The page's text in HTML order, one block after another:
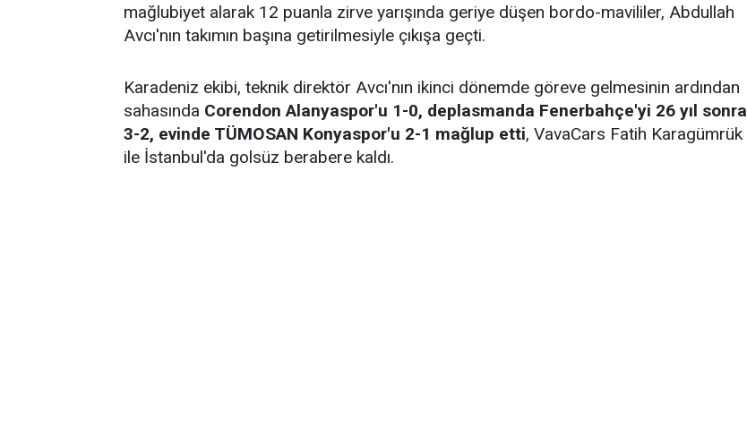
mağlubiyet alarak 12 puanla zirve yarışında geriye düşen bordo-mavililer, Abdullah
Avcı'nın takımın başına getirilmesiyle çıkışa geçti.
Karadeniz ekibi, teknik direktör Avcı'nın ikinci dönemde göreve gelmesinin ardından
sahasında Corendon Alanyaspor'u 1-0, deplasmanda Fenerbahçe'yi 26 yıl sonra
3-2, evinde TÜMOSAN Konyaspor'u 2-1 mağlup etti, VavaCars Fatih Karagümrük
ile İstanbul'da golsüz berabere kaldı.